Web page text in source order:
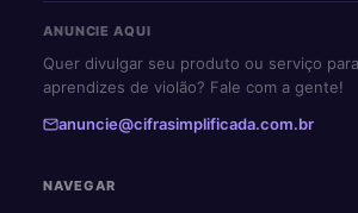
ANUNCIE AQUI
Quer divulgar seu produto ou serviço
aprendizes de violão? Fale com a gente!
anuncie@cifrasimplificada.com.br
NAVEGAR